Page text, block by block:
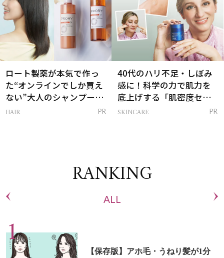
ロート製薬が本気で作っ
た“オンラインでしか買え
ない”大人のシャンプー＆
トリートメントって？
HAIR PR
40代のハリ不足・しぼみ
感に！科学の力で肌力を
底上げする「肌密度セラ
ム」
SKINCARE PR
RANKING
ALL
【保存版】アホ毛・うねり髪が1分